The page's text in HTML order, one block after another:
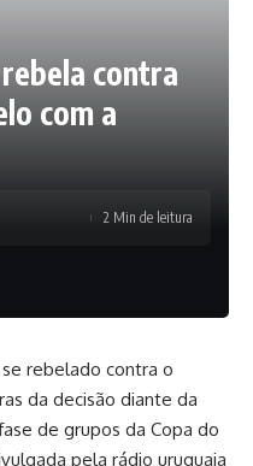
contra
com a
2 Min de leitura
rebelado contra o
da decisão diante da
de grupos da Copa do
pela rádio uruguaia